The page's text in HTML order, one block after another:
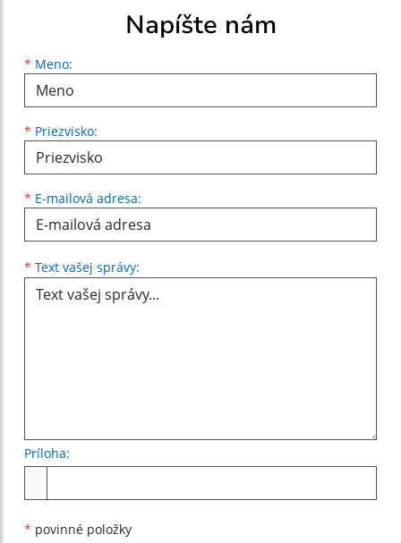
Napíšte nám
* Meno:
Meno
* Priezvisko:
Priezvisko
* E-mailová adresa:
E-mailová adresa
* Text vašej správy:
Príloha:
* povinné položky